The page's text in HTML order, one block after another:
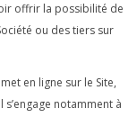
offrir la possibilité de
ou des tiers sur
en ligne sur le Site,
notamment à